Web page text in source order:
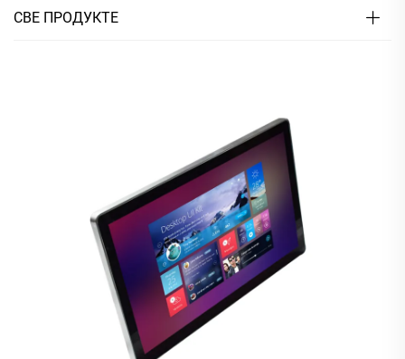
СВЕ ПРОДУКТЕ